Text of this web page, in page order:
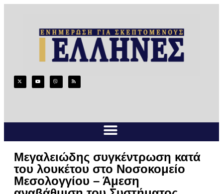
Μεγαλειώδης συγκέντρωση κατά
του λουκέτου στο Νοσοκομείο
Μεσολογγίου – Άμεση